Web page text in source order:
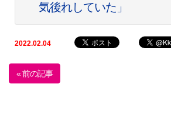
気後れしていた」
2022.02.04
« 前の記事